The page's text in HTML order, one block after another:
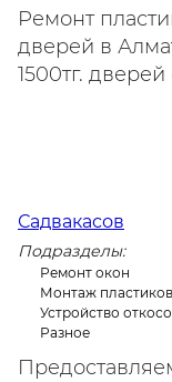
Ремонт
дверей в
1500тг. дверей
Садвакасов
Подразделы:
Ремонт окон
Монтаж
Устройство
Разное